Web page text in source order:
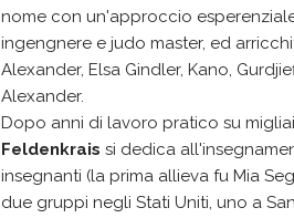
nome con un'approccio
ingengnere e judo master, ed
Alexander, Elsa Gindler, Kano,
Alexander.
Dopo anni di lavoro pratico su
Feldenkrais si dedica
insegnanti (la prima allieva fu Mia
due gruppi negli Stati Uniti, uno a